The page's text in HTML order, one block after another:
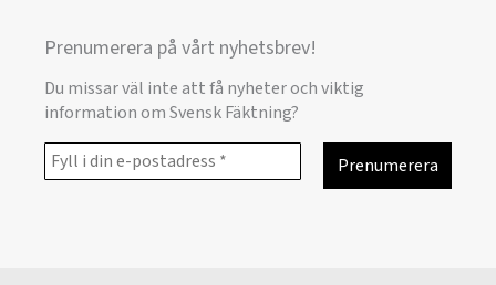
Prenumerera på vårt nyhetsbrev!
Du missar väl inte att få nyheter och viktig
information om Svensk Fäktning?